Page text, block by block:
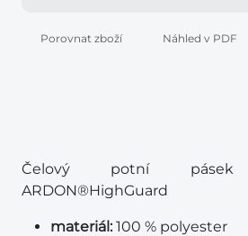
Porovnat zboží Náhled v PDF
Čelový potní
ARDON®HighGuard
materiál: 100 % polyester